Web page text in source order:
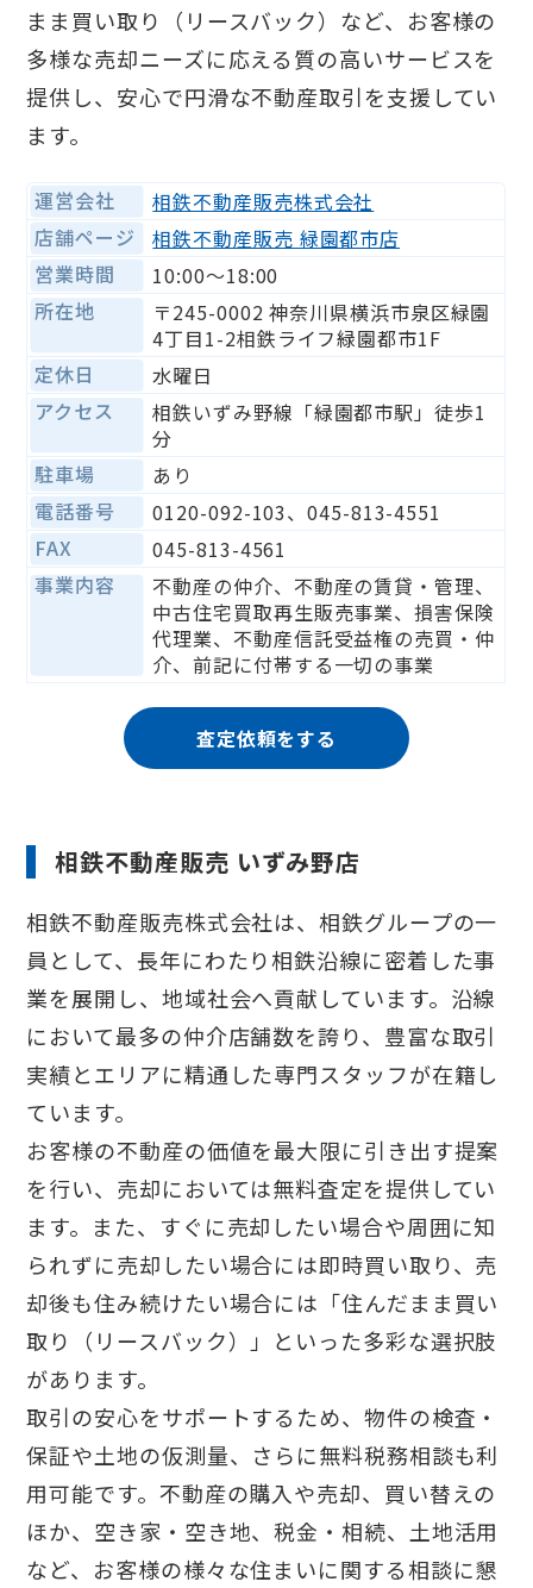
まま買い取り（リースバック）など、お客様の
多様な売却ニーズに応える質の高いサービスを
提供し、安心で円滑な不動産取引を支援してい
ます。
運営会社
相鉄不動産販売株式会社
店舗ページ
相鉄不動産販売 緑園都市店
営業時間
10:00〜18:00
所在地
〒245-0002 神奈川県横浜市泉区緑園
4丁目1-2相鉄ライフ緑園都市1F
定休日
水曜日
アクセス
相鉄いずみ野線「緑園都市駅」徒歩1
分
駐車場
あり
電話番号
0120-092-103、045-813-4551
FAX
045-813-4561
事業内容
不動産の仲介、不動産の賃貸・管理、
中古住宅買取再生販売事業、損害保険
代理業、不動産信託受益権の売買・仲
介、前記に付帯する一切の事業
査定依頼をする
相鉄不動産販売 いずみ野店
相鉄不動産販売株式会社は、相鉄グループの一
員として、長年にわたり相鉄沿線に密着した事
業を展開し、地域社会へ貢献しています。沿線
において最多の仲介店舗数を誇り、豊富な取引
実績とエリアに精通した専門スタッフが在籍し
ています。
お客様の不動産の価値を最大限に引き出す提案
を行い、売却においては無料査定を提供してい
ます。また、すぐに売却したい場合や周囲に知
られずに売却したい場合には即時買い取り、売
却後も住み続けたい場合には「住んだまま買い
取り（リースバック）」といった多彩な選択肢
があります。
取引の安心をサポートするため、物件の検査・
保証や土地の仮測量、さらに無料税務相談も利
用可能です。不動産の購入や売却、買い替えの
ほか、空き家・空き地、税金・相続、土地活用
など、お客様の様々な住まいに関する相談に懇